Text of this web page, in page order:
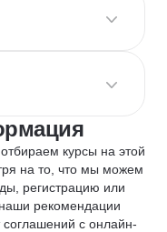
курсы на этой
на то, что мы можем
регистрацию или
рекомендации
соглашений с онлайн-